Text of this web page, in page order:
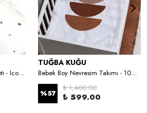
Tek Kişilik Lastikli Çarşaf Seti - Iconic Serisi - Alice's Party
TUĞBA KUĞU
Bebek Boy Nevresim Takımı - 100x150 cm - Vintage Moon
%57
₺ 1,400.00
₺ 599.00